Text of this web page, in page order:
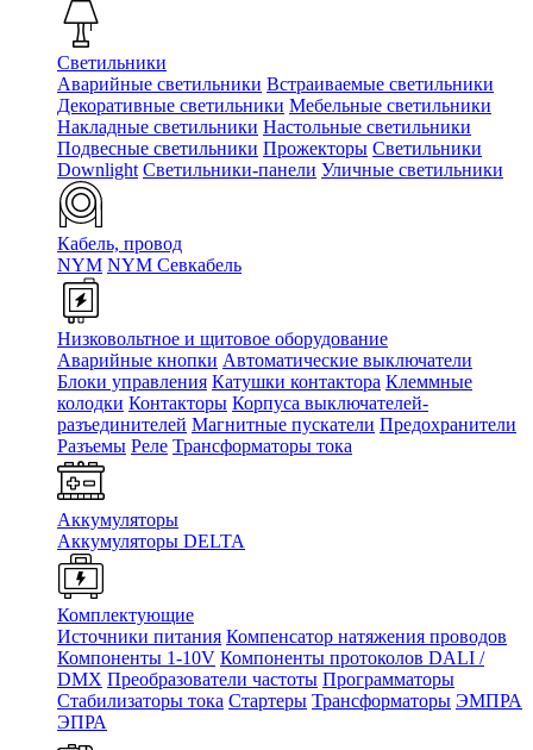
Светильники
Аварийные светильники Встраиваемые светильники
Декоративные светильники Мебельные светильники
Накладные светильники Настольные светильники
Подвесные светильники Прожекторы Светильники
Downlight Светильники-панели Уличные светильники
Кабель, провод
NYM NYM Севкабель
Низковольтное и щитовое оборудование
Аварийные кнопки Автоматические выключатели
Блоки управления Катушки контактора Клеммные
колодки Контакторы Корпуса выключателей-
разъединителей Магнитные пускатели Предохранители
Разъемы Реле Трансформаторы тока
Аккумуляторы
Аккумуляторы DELTA
Комплектующие
Источники питания Компенсатор натяжения проводов
Компоненты 1-10V Компоненты протоколов DALI /
DMX Преобразователи частоты Программаторы
Стабилизаторы тока Стартеры Трансформаторы ЭМПРА
ЭПРА